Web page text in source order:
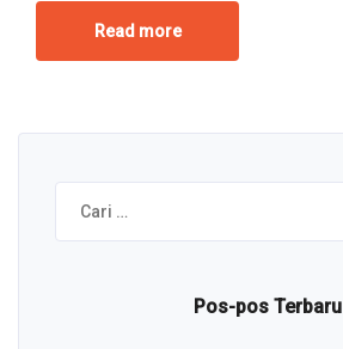
Read more
Cari
untuk:
Pos-pos Terbaru